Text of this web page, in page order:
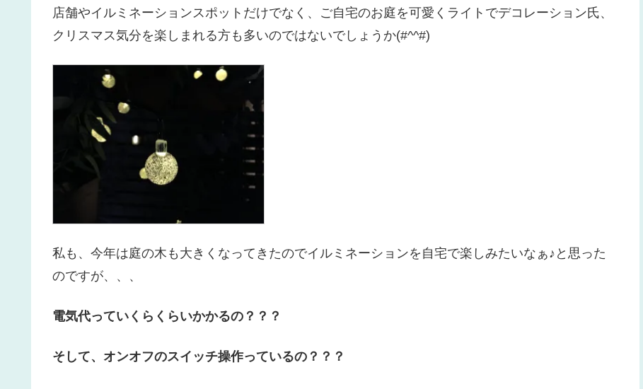
店舗やイルミネーションスポットだけでなく、ご自宅のお庭を可愛くライトでデコレーション氏、
クリスマス気分を楽しまれる方も多いのではないでしょうか(#^^#)
私も、今年は庭の木も大きくなってきたのでイルミネーションを自宅で楽しみたいなぁ♪と思った
のですが、、、
電気代っていくらくらいかかるの？？？
そして、オンオフのスイッチ操作っているの？？？